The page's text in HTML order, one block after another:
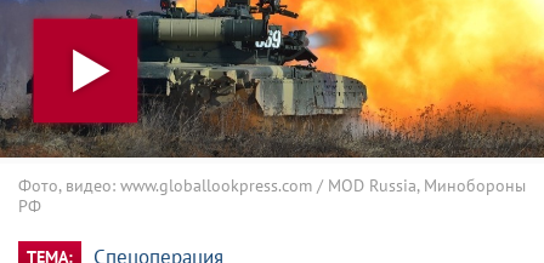
Фото, видео: www.globallookpress.com / MOD Russia, Минобороны
РФ
ТЕМА: Спецоперация